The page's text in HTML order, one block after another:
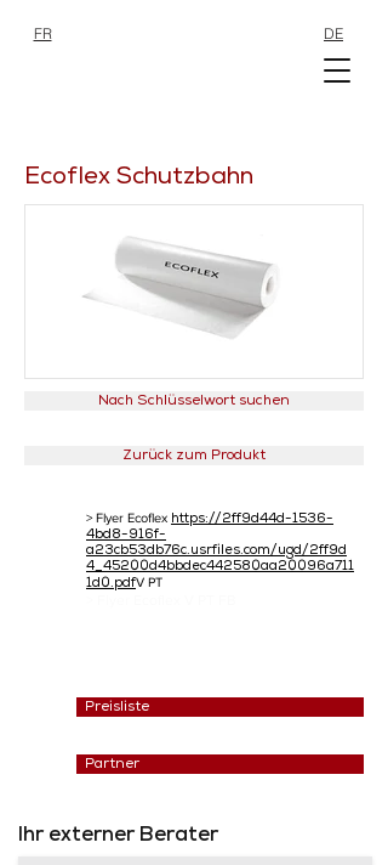
FR DE
Ecoflex Schutzbahn
Nach Schlüsselwort suchen
Zurück zum Produkt
> Flyer Ecoflex https://2ff9d44d-1536-
4bd8-916f-
a23cb53db76c.usrfiles.com/ugd/2ff9d
4_45200d4bbdec442580aa20096a711
1d0.pdfV PT
Preisliste
Partner
Ihr externer Berater